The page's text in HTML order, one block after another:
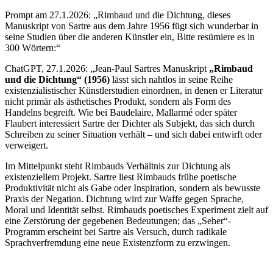
Prompt am 27.1.2026: „Rimbaud und die Dichtung, dieses
Manuskript von Sartre aus dem Jahre 1956 fügt sich wunderbar in
seine Studien über die anderen Künstler ein, Bitte resümiere es in
300 Wörtern:“
ChatGPT, 27.1.2026: „Jean-Paul Sartres Manuskript „Rimbaud
und die Dichtung“ (1956) lässt sich nahtlos in seine Reihe
existenzialistischer Künstlerstudien einordnen, in denen er Literatur
nicht primär als ästhetisches Produkt, sondern als Form des
Handelns begreift. Wie bei Baudelaire, Mallarmé oder später
Flaubert interessiert Sartre der Dichter als Subjekt, das sich durch
Schreiben zu seiner Situation verhält – und sich dabei entwirft oder
verweigert.
Im Mittelpunkt steht Rimbauds Verhältnis zur Dichtung als
existenziellem Projekt. Sartre liest Rimbauds frühe poetische
Produktivität nicht als Gabe oder Inspiration, sondern als bewusste
Praxis der Negation. Dichtung wird zur Waffe gegen Sprache,
Moral und Identität selbst. Rimbauds poetisches Experiment zielt auf
eine Zerstörung der gegebenen Bedeutungen; das „Seher“-
Programm erscheint bei Sartre als Versuch, durch radikale
Sprachverfremdung eine neue Existenzform zu erzwingen.